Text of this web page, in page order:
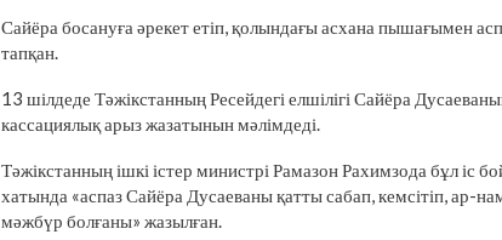
Сайёра босануға әрекет етіп, қолындағы асхана пышағымен
тапқан.
13 шілдеде Тәжікстанның Ресейдегі елшілігі Сайёра
кассациялық арыз жазатынын мәлімдеді.
Тәжікстанның ішкі істер министрі Рамазон Рахимзода бұл іс
хатында «аспаз Сайёра Дусаеваны қатты сабап, кемсітіп, ар-
мәжбүр болғаны» жазылған.